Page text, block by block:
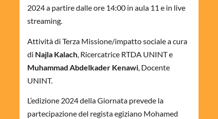
2024 a partire dalleore 14:00 in aula 11 e in live
streaming.
Attività di Terza Missione/impatto sociale a cura
di Najla Kalach , Ricercatrice RTDA UNINT e
Muhammad Abdelkader Kenawi , Docente
UNINT.
L’edizione 2024 della Giornata prevede la
partecipazione del regista egiziano Mohamed